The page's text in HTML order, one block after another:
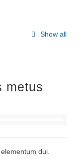
Show all
metus
dui.